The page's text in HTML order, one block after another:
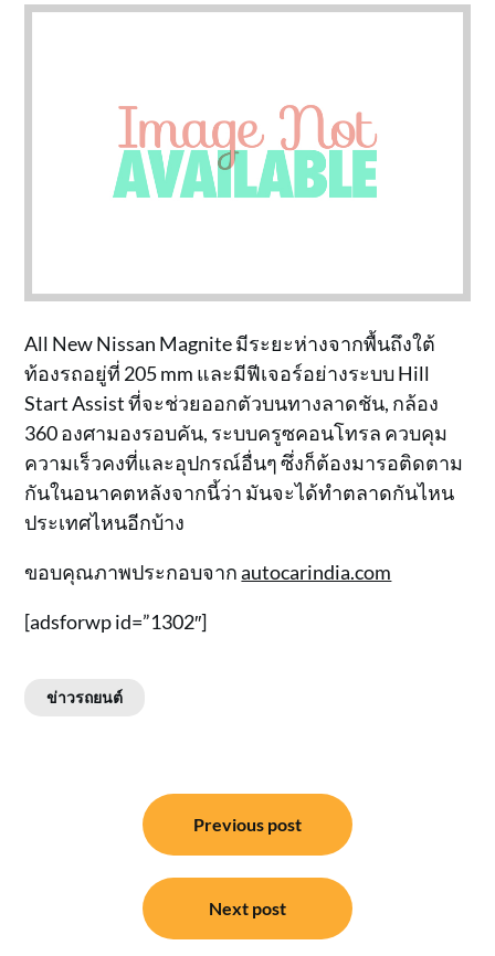
All New Nissan Magnite มีระยะห่างจากพื้นถึงใต้
ท้องรถอยู่ที่ 205 mm และมีฟีเจอร์อย่างระบบ Hill
Start Assist ที่จะช่วยออกตัวบนทางลาดชัน, กล้อง
360 องศามองรอบคัน, ระบบครูซคอนโทรล ควบคุม
ความเร็วคงที่และอุปกรณ์อื่นๆ ซึ่งก็ต้องมารอติดตาม
กันในอนาคตหลังจากนี้ว่า มันจะได้ทำตลาดกันไหน
ประเทศไหนอีกบ้าง
ขอบคุณภาพประกอบจากautocarindia.com
[adsforwp id=”1302″]
ข่าวรถยนต์
Previous post
Next post